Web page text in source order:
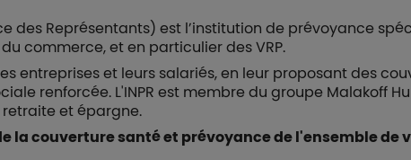
des Représentants) est l’institution de prévoyance
commerce, et en particulier des VRP.
entreprises et leurs salariés, en leur proposant des
renforcée. L'INPR est membre du groupe Malakoff
et épargne.
couverture santé et prévoyance de l'ensemble de